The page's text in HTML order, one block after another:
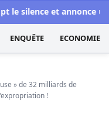
silence et annonce une
ENQUÊTE ECONOMIE
» de 32 milliards de
!